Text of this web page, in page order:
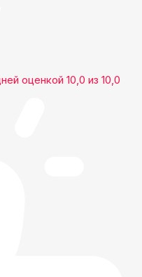
оценкой 10,0 из 10,0